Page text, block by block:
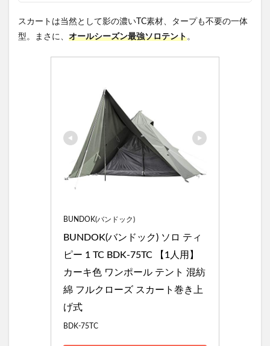
スカートは当然として影の濃いTC素材、タープも不要の一体
型。まさに、 オールシーズン最強ソロテント。
BUNDOK(バンドック)
BUNDOK(バンドック) ソロ ティ
ピー 1 TC BDK-75TC 【1人用】
カーキ色 ワンポール テント 混紡
綿 フルクローズ スカート巻き上
げ式
BDK-75TC